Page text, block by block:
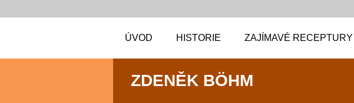
ÚVOD HISTORIE ZAJÍMAVÉ RECEPTURY
ZDENĚK BÖHM